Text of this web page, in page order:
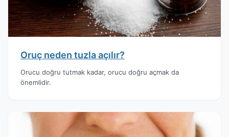
Oruç neden tuzla açılır?
Orucu doğru tutmak kadar, orucu doğru açmak da
önemlidir.